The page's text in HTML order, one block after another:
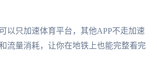
以只加速体育平台，其他APP不走加速
流量消耗，让你在地铁上也能完整看完